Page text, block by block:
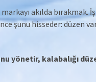
akılda bırakmak.
şunu hisseder: düzen
yönetir, kalabalığı